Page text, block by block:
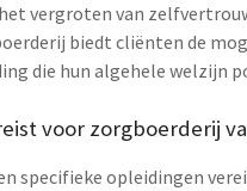
vergroten van
biedt cliënten de
die hun algehele welzijn
voor zorgboerderij
specifieke opleidingen